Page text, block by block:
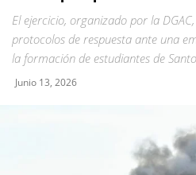
El ejercicio, organizado por la
protocolos de respuesta ante una
la formación de estudiantes de
Junio 13, 2026